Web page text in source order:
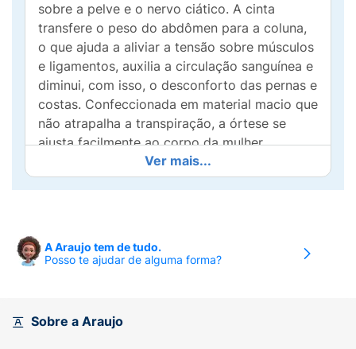
sobre a pelve e o nervo ciático. A cinta
transfere o peso do abdômen para a coluna,
o que ajuda a aliviar a tensão sobre músculos
e ligamentos, auxilia a circulação sanguínea e
diminui, com isso, o desconforto das pernas e
costas. Confeccionada em material macio que
não atrapalha a transpiração, a órtese se
ajusta facilmente ao corpo da mulher.
Características e Vantagens:Composta de 2
partes:- Elástico que permite transpiração;-
Ajusta-se à medida que a barriga
cresce.Conforto e ajuste perfeito.Pode ser
durante a gestação.O mesmo tamanho pode
Ver mais...
A Araujo tem de tudo.
Posso te ajudar de alguma forma?
Sobre a Araujo